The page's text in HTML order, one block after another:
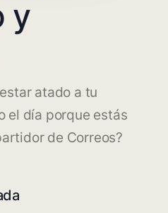
y
atado a tu
el día porque estás
de Correos?